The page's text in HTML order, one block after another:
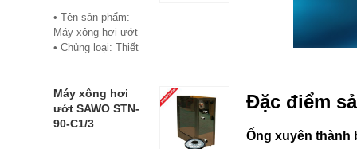
Đặc điểm
Ống xuyên thành
• Bảo hành: 12
tháng
• Đơn vị phân phối:
• Tên sản phẩm:
Máy xông hơi ướt
• Chủng loại: Thiết
Sawo
• Xuất xứ:
Philippine
Máy xông hơi
ướt SAWO STN-
90-C1/3